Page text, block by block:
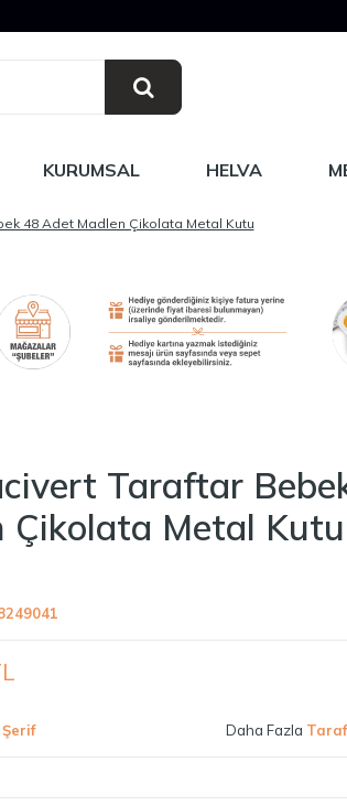
KURUMSAL HELVA
48 Adet Madlen Çikolata Metal Kutu
Taraftar
Çikolata Metal Kutu
Şerif Daha Fazla